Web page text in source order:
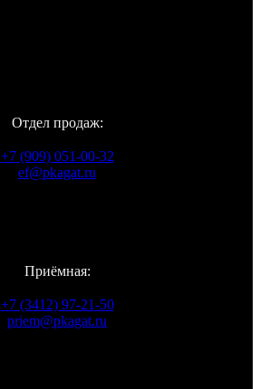
Отдел продаж:
+7 (909) 051-00-32
ef@pkagat.ru
Приёмная:
+7 (3412) 97-21-50
priem@pkagat.ru